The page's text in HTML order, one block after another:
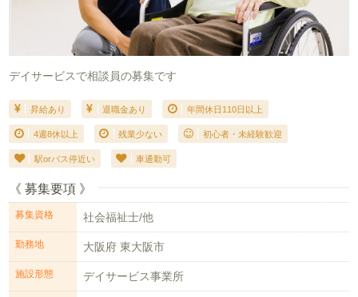
デイサービスで相談員の募集です
昇給あり 退職金あり 年間休日110日以上
4週8休以上 残業少ない 初心者・未経験歓迎
駅orバス停近い 車通勤可
《 募集要項 》
募集資格 社会福祉士/他
勤務地 大阪府 東大阪市
施設形態 デイサービス事業所